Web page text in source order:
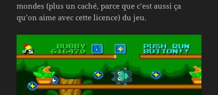
mondes (plus un caché, parce que c’est aussi ça
qu’on aime avec cette licence) du jeu.